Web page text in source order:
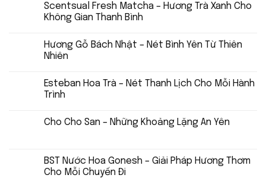
Scentsual Fresh Matcha – Hương Trà Xanh Cho
Không Gian Thanh Bình
Hương Gỗ Bách Nhật – Nét Bình Yên Từ Thiên
Nhiên
Esteban Hoa Trà – Nét Thanh Lịch Cho Mỗi Hành
Trình
Cho Cho San – Những Khoảng Lặng An Yên
BST Nước Hoa Gonesh – Giải Pháp Hương Thơm
Cho Mỗi Chuyến Đi